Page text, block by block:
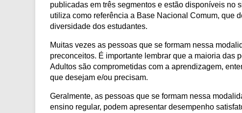
publicadas em três segmentos e estão disponíveis no
utiliza como referência a Base Nacional Comum, que
diversidade dos estudantes.
Muitas vezes as pessoas que se formam nessa
preconceitos. É importante lembrar que a maioria das
Adultos são comprometidas com a aprendizagem,
que desejam e/ou precisam.
Geralmente, as pessoas que se formam nessa
ensino regular, podem apresentar desempenho